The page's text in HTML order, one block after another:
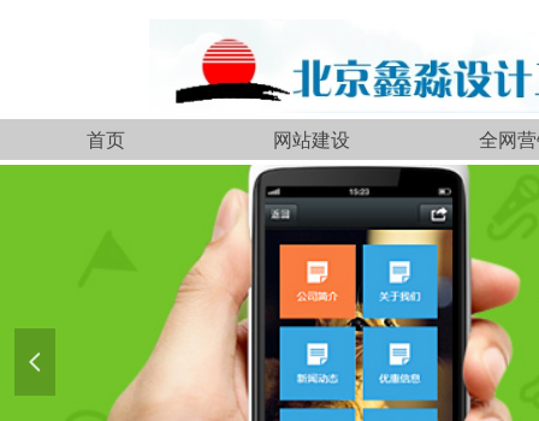
首页
首页
网站建设
网站建设
全网
全网
넳